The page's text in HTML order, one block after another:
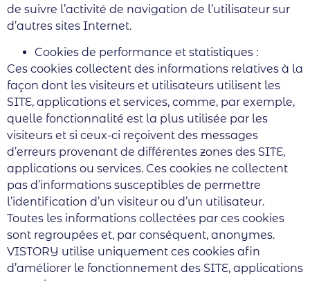
de suivre l’activité de navigation de l’utilisateur sur
d’autres sites Internet.
Cookies de performance et statistiques :
Ces cookies collectent des informations relatives à la
façon dont les visiteurs et utilisateurs utilisent les
SITE, applications et services, comme, par exemple,
quelle fonctionnalité est la plus utilisée par les
visiteurs et si ceux-ci reçoivent des messages
d’erreurs provenant de différentes zones des SITE,
applications ou services. Ces cookies ne collectent
pas d’informations susceptibles de permettre
l’identification d’un visiteur ou d’un utilisateur.
Toutes les informations collectées par ces cookies
sont regroupées et, par conséquent, anonymes.
VISTORY utilise uniquement ces cookies afin
d’améliorer le fonctionnement des SITE, applications